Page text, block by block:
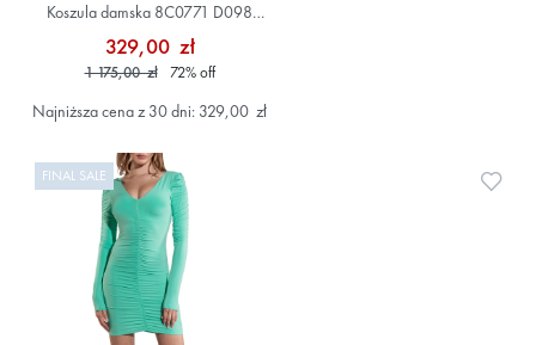
Koszula damska 8C0771 D098
Niebieski
329,00 zł
1 175,00 zł 72%off
Najniższa cena z 30 dni: 329,00 zł
FINAL SALE